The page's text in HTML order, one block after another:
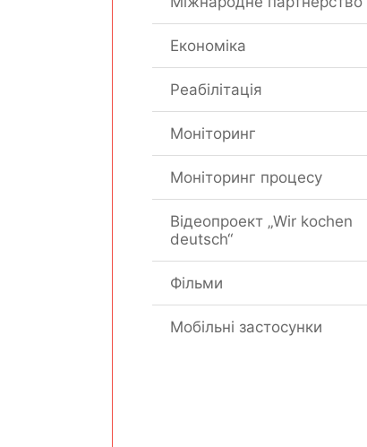
Економіка
Реабілітація
Моніторинг
Моніторинг процесу
Відеопроект „Wir kochen
deutsch“
Фільми
Мобільні застосунки